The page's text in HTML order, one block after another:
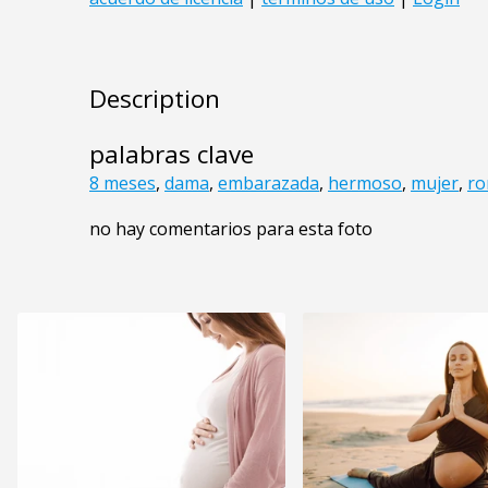
Description
palabras clave
8 meses, dama, embarazada, hermoso, mujer,
no hay comentarios para esta foto